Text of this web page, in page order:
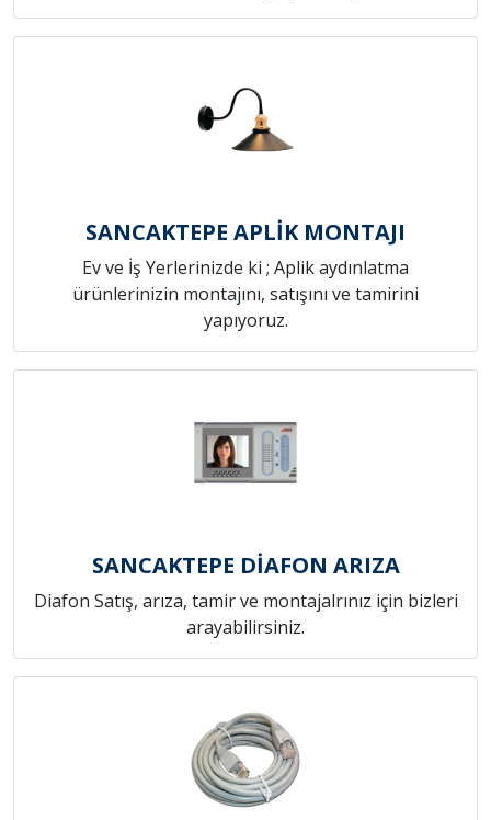
SANCAKTEPE APLİK MONTAJI
Ev ve İş Yerlerinizde ki ; Aplik aydınlatma
ürünlerinizin montajını, satışını ve tamirini
yapıyoruz.
SANCAKTEPE DİAFON ARIZA
Diafon Satış, arıza, tamir ve montajalrınız için bizleri
arayabilirsiniz.